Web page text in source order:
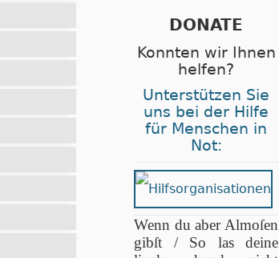
DONATE
Konnten wir Ihnen
helfen?
Unterstützen Sie
uns bei der Hilfe
für Menschen in
Not:
Wenn du aber Almoſen
gibſt / So las deine